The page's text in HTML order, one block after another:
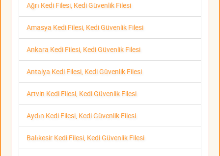
Ağrı Kedi Filesi, Kedi Güvenlik Filesi
Amasya Kedi Filesi, Kedi Güvenlik Filesi
Ankara Kedi Filesi, Kedi Güvenlik Filesi
Antalya Kedi Filesi, Kedi Güvenlik Filesi
Artvin Kedi Filesi, Kedi Güvenlik Filesi
Aydın Kedi Filesi, Kedi Güvenlik Filesi
Balıkesir Kedi Filesi, Kedi Güvenlik Filesi